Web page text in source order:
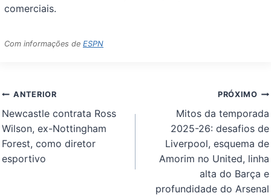
comerciais.
Com informações deESPN
Navegação
de
Post
ANTERIOR
Newcastle contrata Ross
Wilson, ex-Nottingham
Forest, como diretor
esportivo
PRÓXIMO
Mitos da temporada
2025-26: desafios de
Liverpool, esquema de
Amorim no United, linha
alta do Barça e
profundidade do Arsenal